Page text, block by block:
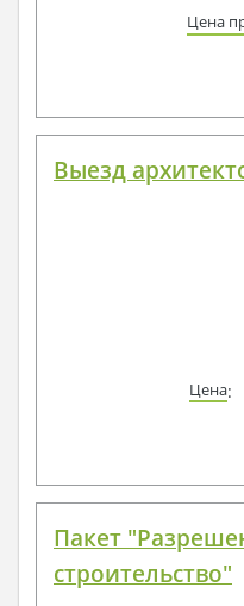
Цена
Выезд
Цена:
Пакет
строительство"